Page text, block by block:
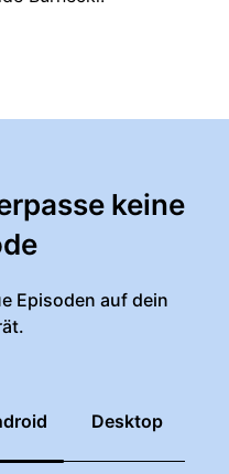
keine
Episoden auf dein
Desktop